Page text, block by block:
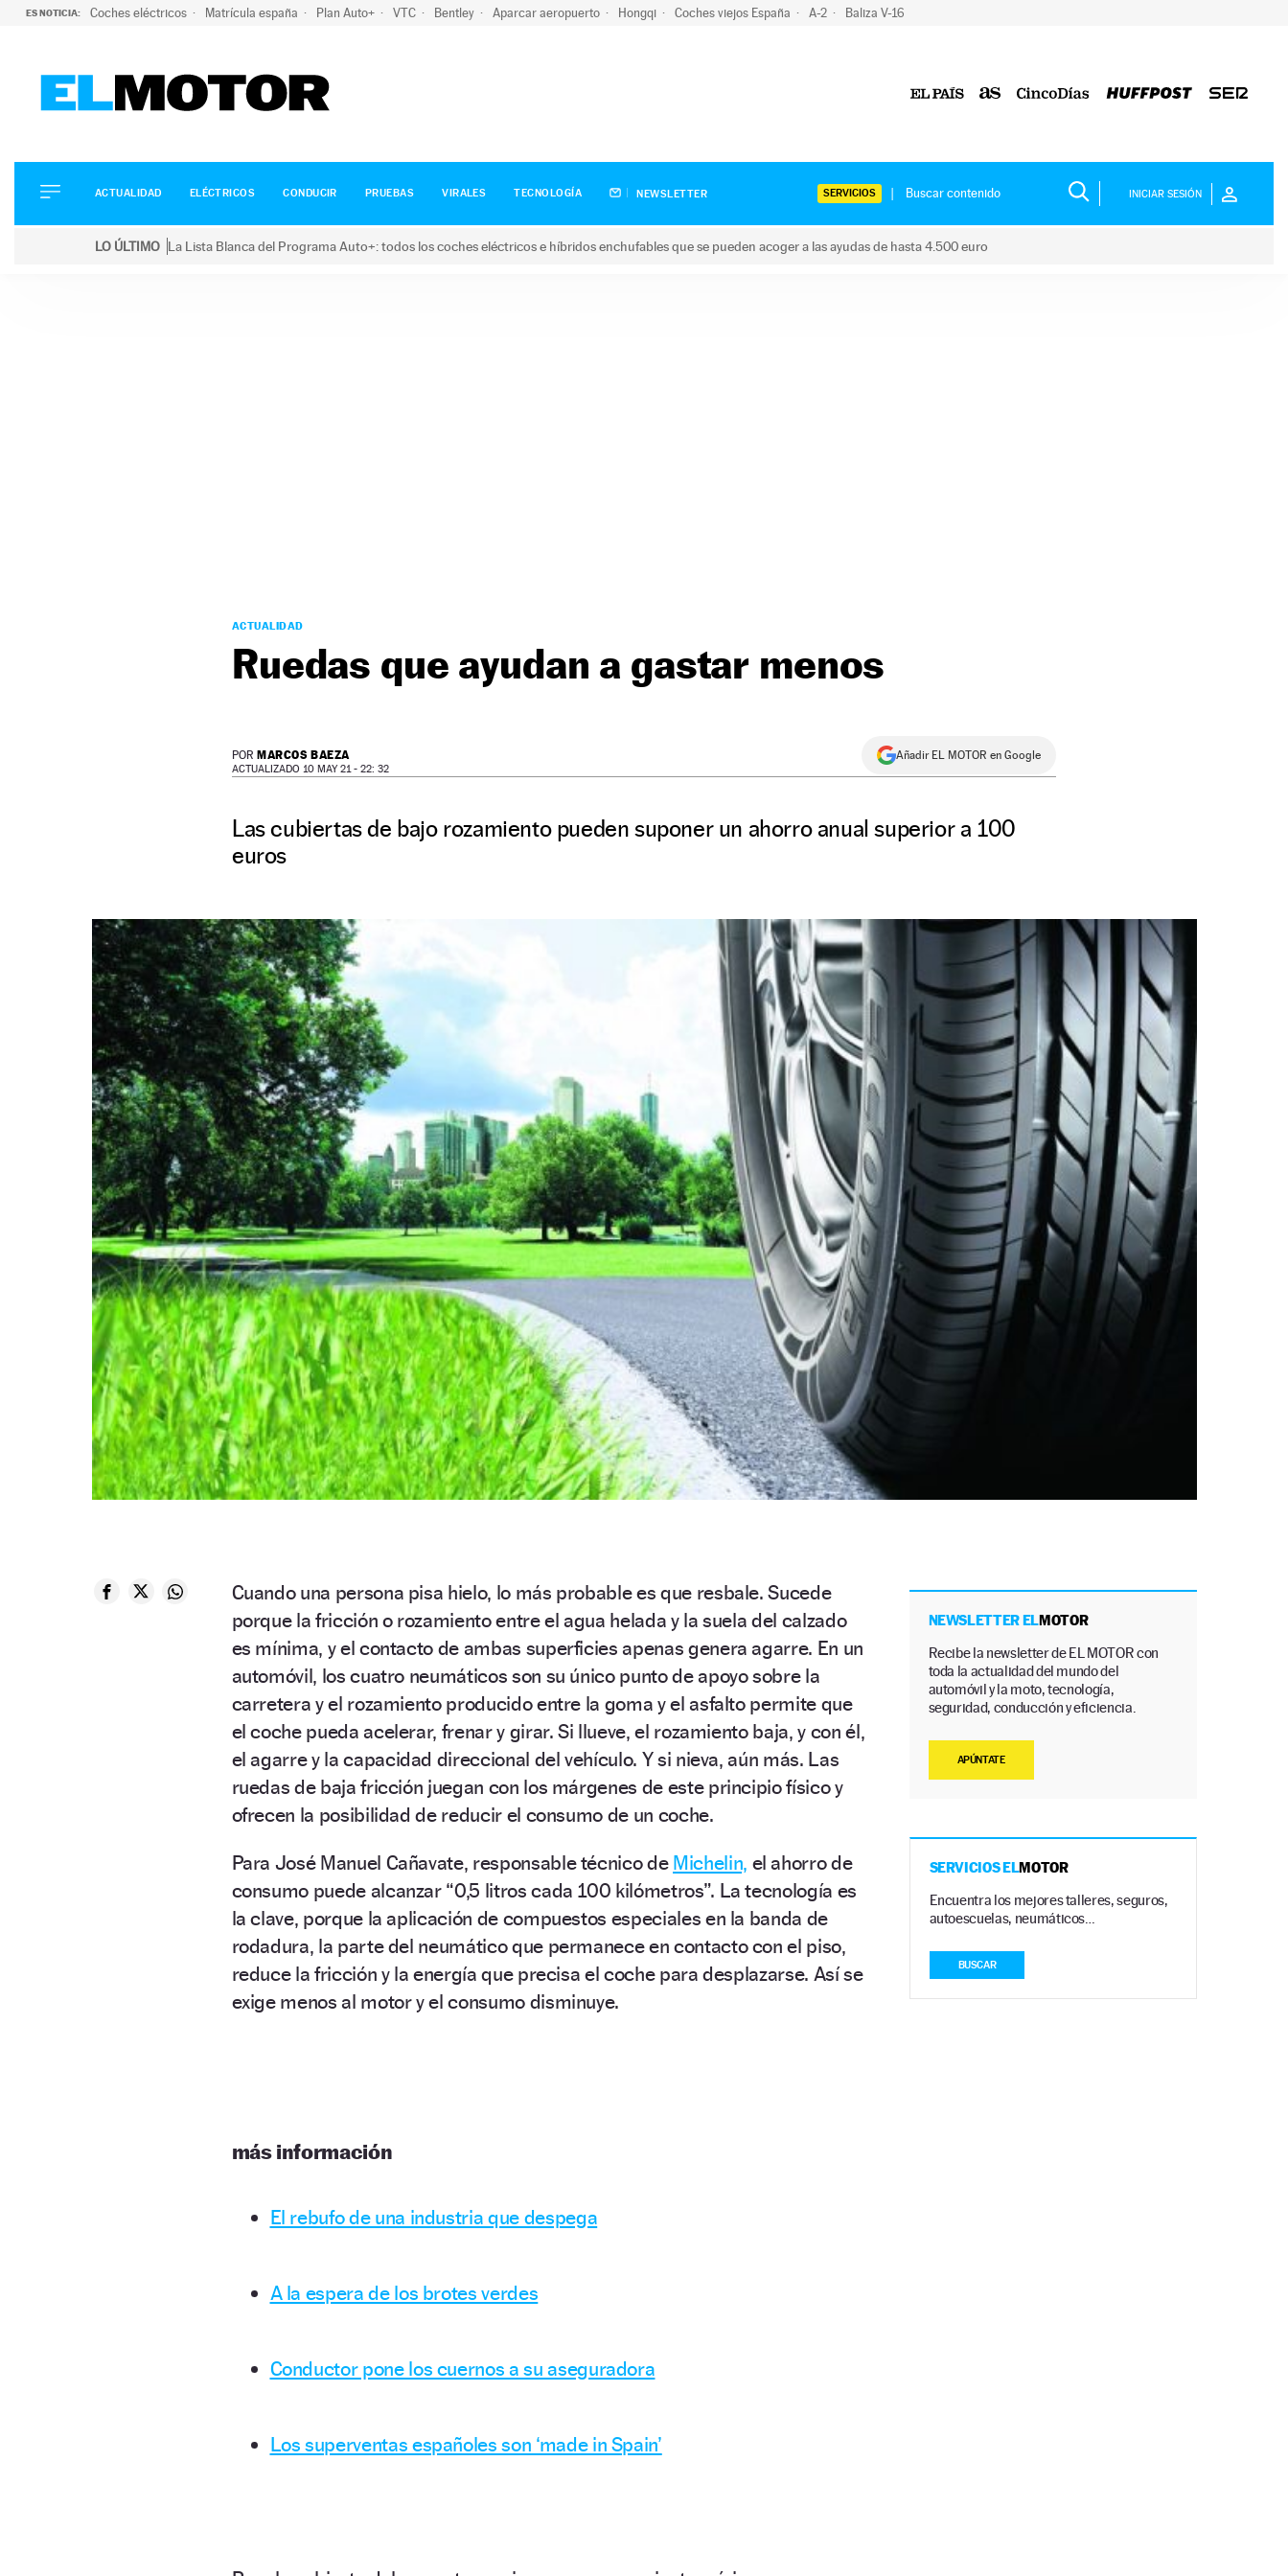
ES NOTICIA: Coches eléctricos Matrícula españa Plan Auto+ VTC Bentley Aparcar aeropuerto Hongqi Coches viejos España A-2 Baliza V-16
ELÉCTRICOS
CONDUCIR
ACTUALIDAD ELÉCTRICOS CONDUCIR PRUEBAS VIRALES TECNOLOGÍA NEWSLETTER SERVICIOS INICIAR SESIÓN
LO ÚLTIMO La Lista Blanca del Programa Auto+: todos los coches eléctricos e híbridos enchufables que se pueden acoger a las ayudas de hasta 4.500 euro
ACTUALIDAD
Ruedas que ayudan a gastar menos
POR MARCOS BAEZA
ACTUALIZADO 10 MAY 21 - 22: 32
Añadir EL MOTOR en Google
Las cubiertas de bajo rozamiento pueden suponer un ahorro anual superior a 100
euros
Cuando una persona pisa hielo, lo más probable es que resbale. Sucede
porque la fricción o rozamiento entre el agua helada y la suela del calzado
es mínima, y el contacto de ambas superficies apenas genera agarre. En un
automóvil, los cuatro neumáticos son su único punto de apoyo sobre la
carretera y el rozamiento producido entre la goma y el asfalto permite que
el coche pueda acelerar, frenar y girar. Si llueve, el rozamiento baja, y con él,
el agarre y la capacidad direccional del vehículo. Y si nieva, aún más. Las
ruedas de baja fricción juegan con los márgenes de este principio físico y
ofrecen la posibilidad de reducir el consumo de un coche.
Para José Manuel Cañavate, responsable técnico de Michelin, el ahorro de
consumo puede alcanzar “0,5 litros cada 100 kilómetros”. La tecnología es
la clave, porque la aplicación de compuestos especiales en la banda de
rodadura, la parte del neumático que permanece en contacto con el piso,
reduce la fricción y la energía que precisa el coche para desplazarse. Así se
exige menos al motor y el consumo disminuye.
más información
El rebufo de una industria que despega
A la espera de los brotes verdes
Conductor pone los cuernos a su aseguradora
Los superventas españoles son ‘made in Spain’
NEWSLETTER ELMOTOR
Recibe la newsletter de EL MOTOR con
toda la actualidad del mundo del
automóvil y la moto, tecnología,
seguridad, conducción y eficiencia.
APÚNTATE
SERVICIOS ELMOTOR
Encuentra los mejores talleres, seguros,
autoescuelas, neumáticos…
BUSCAR